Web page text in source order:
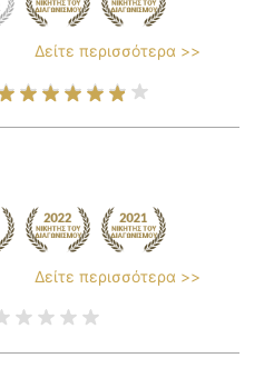
Δείτε περισσότερα >>
Δείτε περισσότερα >>